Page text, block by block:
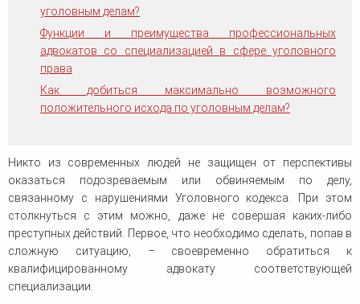
Видео ММКА
Недвижимость
Неимущественные права
Страхование
Для юридических лиц
Страховые споры
Таможенный адвокат
досудебном порядке
уголовным делам?
Функции и преимущества профессиональных
адвокатов со специализацией в сфере уголовного
права
Как добиться максимально возможного
положительного исхода по уголовным делам?
Никто из современных людей не защищен от перспективы
оказаться подозреваемым или обвиняемым по делу,
связанному с нарушениями Уголовного кодекса. При этом
столкнуться с этим можно, даже не совершая каких-либо
преступных действий. Первое, что необходимо сделать, попав в
сложную ситуацию, – своевременно обратиться к
квалифицированному адвокату соответствующей
специализации.